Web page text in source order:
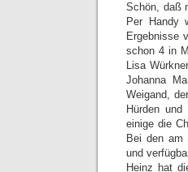
Schön, daß
Per Handy
Ergebnisse
schon 4 in
Lisa
Johanna
Weigand,
Hürden
einige die
Bei den am
und
Heinz hat